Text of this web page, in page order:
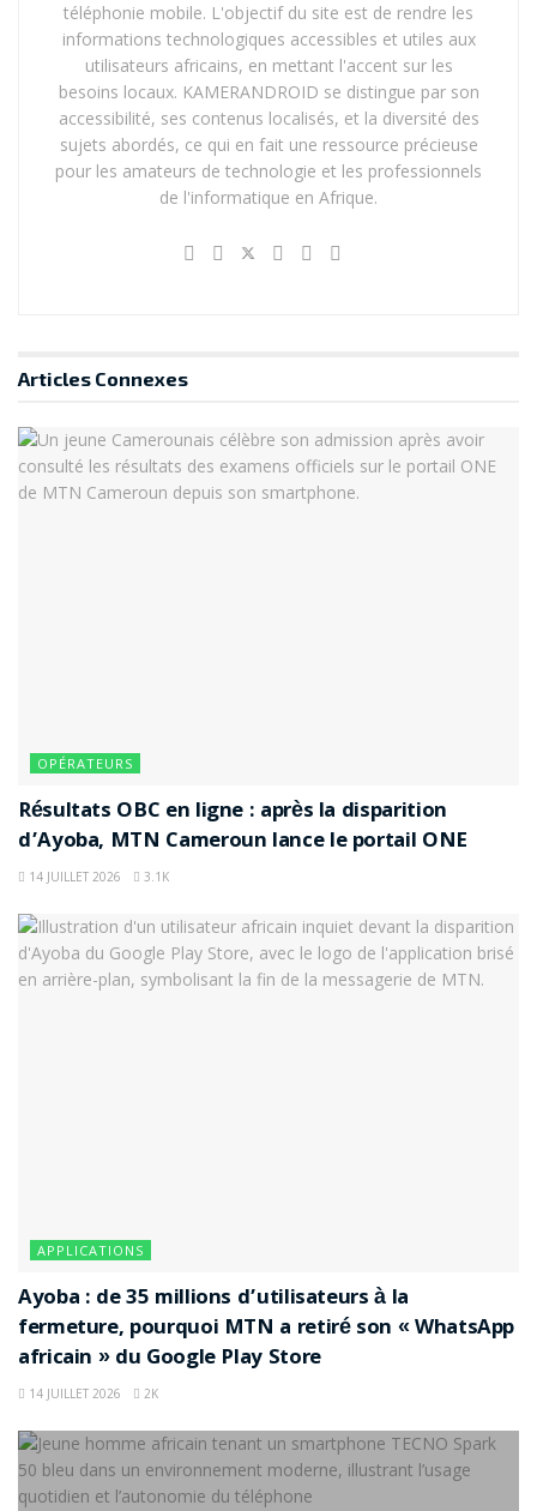
téléphonie mobile. L'objectif du site est de rendre les
informations technologiques accessibles et utiles aux
utilisateurs africains, en mettant l'accent sur les
besoins locaux. KAMERANDROID se distingue par son
accessibilité, ses contenus localisés, et la diversité des
sujets abordés, ce qui en fait une ressource précieuse
pour les amateurs de technologie et les professionnels
de l'informatique en Afrique.
Articles Connexes
OPÉRATEURS
Résultats OBC en ligne : après la disparition
d’Ayoba, MTN Cameroun lance le portail ONE
14 JUILLET 2026 3.1K
APPLICATIONS
Ayoba : de 35 millions d’utilisateurs à la
fermeture, pourquoi MTN a retiré son « WhatsApp
africain » du Google Play Store
14 JUILLET 2026 2K